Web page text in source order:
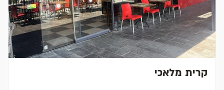
קרית מלאכי